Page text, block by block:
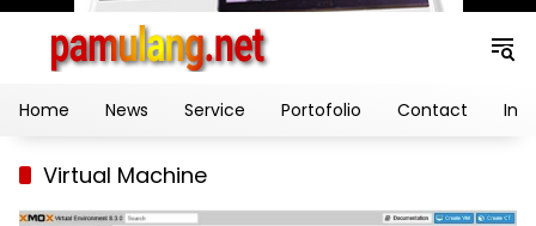
Home News Service Portofolio Contact
Virtual Machine